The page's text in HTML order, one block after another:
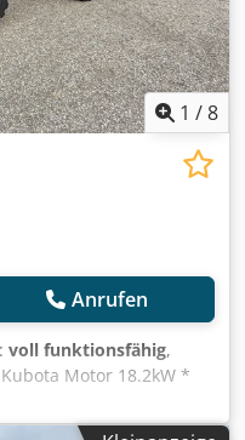
1 /8
Anrufen
voll funktionsfähig,
Motor 18.2kW *
kg * Bereifung
116 cm) Crsdpew